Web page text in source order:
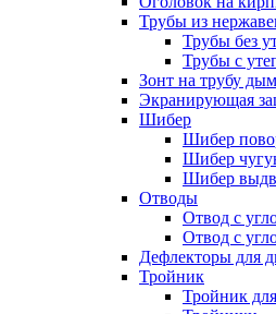
Трубы из
Трубы без
Трубы с
Зонт на трубу
Экранирующая
Шибер
Шибер
Шибер
Шибер
Отводы
Отвод с
Отвод с
Дефлекторы для
Тройник
Тройник